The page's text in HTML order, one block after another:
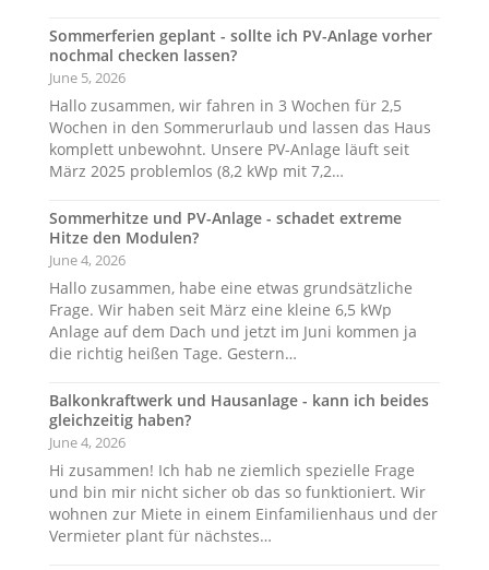
Sommerferien geplant - sollte ich PV-Anlage vorher
nochmal checken lassen?
June 5, 2026
Hallo zusammen, wir fahren in 3 Wochen für 2,5
Wochen in den Sommerurlaub und lassen das Haus
komplett unbewohnt. Unsere PV-Anlage läuft seit
März 2025 problemlos (8,2 kWp mit 7,2…
Sommerhitze und PV-Anlage - schadet extreme
Hitze den Modulen?
June 4, 2026
Hallo zusammen, habe eine etwas grundsätzliche
Frage. Wir haben seit März eine kleine 6,5 kWp
Anlage auf dem Dach und jetzt im Juni kommen ja
die richtig heißen Tage. Gestern…
Balkonkraftwerk und Hausanlage - kann ich beides
gleichzeitig haben?
June 4, 2026
Hi zusammen! Ich hab ne ziemlich spezielle Frage
und bin mir nicht sicher ob das so funktioniert. Wir
wohnen zur Miete in einem Einfamilienhaus und der
Vermieter plant für nächstes…